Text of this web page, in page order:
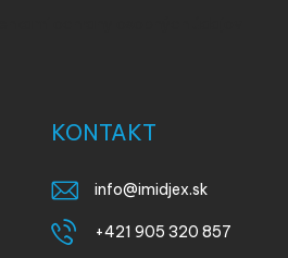
KONTAKT
info@imidjex.sk
+421 905 320 857